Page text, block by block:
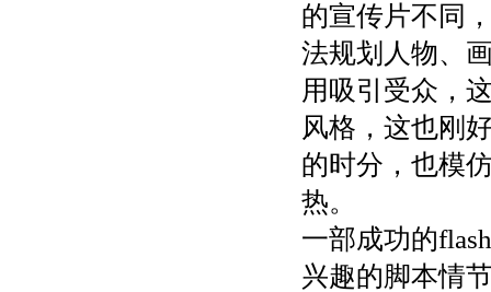
的宣传片不同
法规划人物、
用吸引受众，
风格，这也刚
的时分，也模
热。
一部成功的
兴趣的脚本情